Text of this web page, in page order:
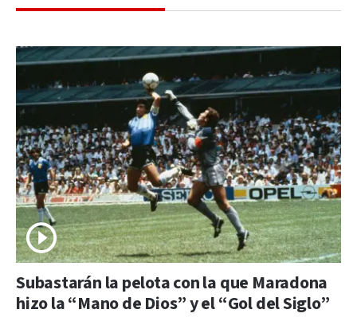
Subastarán la pelota con la que Maradona
hizo la “Mano de Dios” y el “Gol del Siglo”